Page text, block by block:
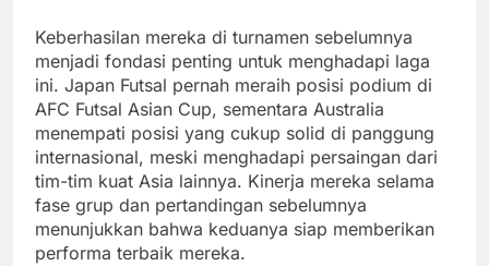
Keberhasilan mereka di turnamen sebelumnya
menjadi fondasi penting untuk menghadapi laga
ini. Japan Futsal pernah meraih posisi podium di
AFC Futsal Asian Cup, sementara Australia
menempati posisi yang cukup solid di panggung
internasional, meski menghadapi persaingan dari
tim-tim kuat Asia lainnya. Kinerja mereka selama
fase grup dan pertandingan sebelumnya
menunjukkan bahwa keduanya siap memberikan
performa terbaik mereka.